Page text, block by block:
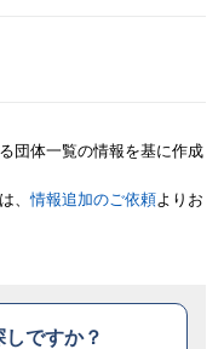
団体一覧の情報を基に作成
、情報追加のご依頼よりお
ですか？